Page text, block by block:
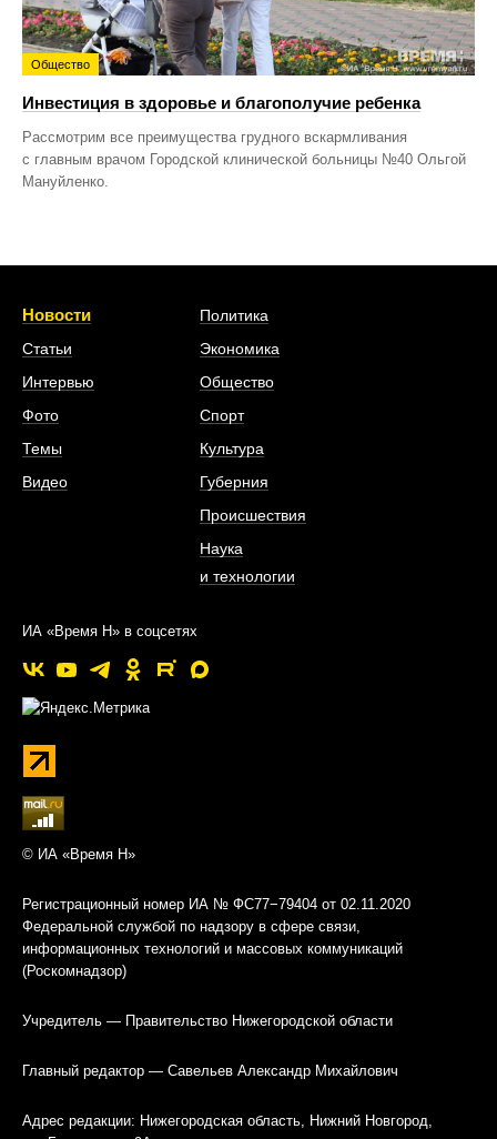
Общество
Инвестиция в здоровье и благополучие ребенка
Рассмотрим все преимущества грудного вскармливания
с главным врачом Городской клинической больницы №40 Ольгой
Мануйленко.
Новости
Статьи
Интервью
Фото
Темы
Видео
Политика
Экономика
Общество
Спорт
Культура
Губерния
Происшествия
Наука
и технологии
ИА «Время Н» в соцсетях
© ИА «Время Н»
Регистрационный номер ИА № ФС77−79404 от 02.11.2020
Федеральной службой по надзору в сфере связи,
информационных технологий и массовых коммуникаций
(Роскомнадзор)
Учредитель — Правительство Нижегородской области
Главный редактор — Савельев Александр Михайлович
Адрес редакции: Нижегородская область, Нижний Новгород,